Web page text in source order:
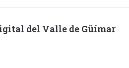
del Valle de Güímar